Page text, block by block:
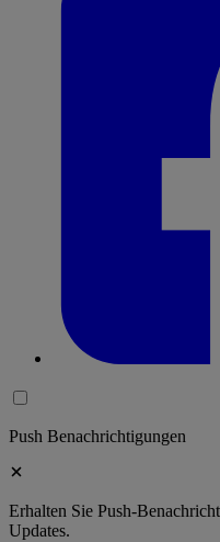
Push Benachrichtigungen
Erhalten Sie Push-
Updates.